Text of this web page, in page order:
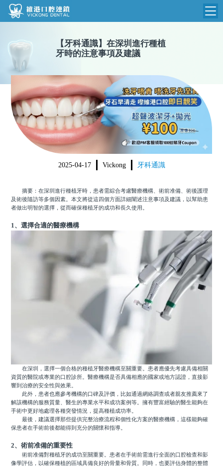
維港首頁
品牌介紹
環境設備
醫院新聞
收費標準
N
收費總表
植牙收費
根管收費
美學收費
箍牙收費
醫生團隊
門診時間
【 牙科通識】 在深圳進行種植
牙時的注意事項及建議
2025-04-17 Vickong 牙科通識
摘要：在深圳進行種植牙時，患者需綜合考慮醫療機構、術前准備、術後護理
及術後隨訪等多個因素。本文將從這四個方面詳細闡述注意事項及建議，以幫助患
者做出明智的選擇，從而確保種植牙的成功和長久使用。
1、選擇合適的醫療機構
在深圳，選擇一個合格的種植牙醫療機構至關重要。患者應優先考慮具備相關
資質的醫院或專業的口腔診所。醫療機構是否具備相應的國家或地方認證，直接影
響到治療的安全性與效果。
此外，患者也應參考機構的口碑及評價，比如通過網絡調查或者親友推薦來了
解該機構的服務質量、醫生的專業水平和成功案例等。擁有豐富經驗的醫生能夠在
手術中更好地處理各種突發情況，提高種植成功率。
最後，建議選擇那些提供完整治療流程和個性化方案的醫療機構，這樣能夠確
保患者在手術前後都能得到充分的關懷和指導。
2、術前准備的重要性
術前准備對種植牙的成功至關重要。患者在手術前需進行全面的口腔檢查和影
像學評估，以確保種植的區域具備良好的骨量和骨質。同時，也要評估身體的整體